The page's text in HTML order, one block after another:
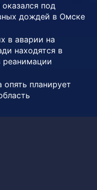
под
дождей в Омске
в аварии на
находятся в
реанимации
планирует